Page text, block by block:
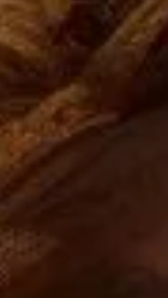
kterého jsme
kterou jsme si
a my stojí